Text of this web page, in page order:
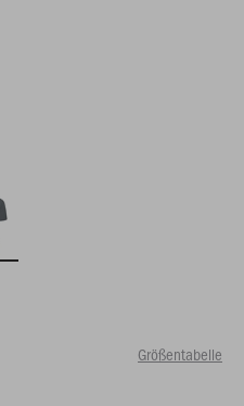
Größentabelle